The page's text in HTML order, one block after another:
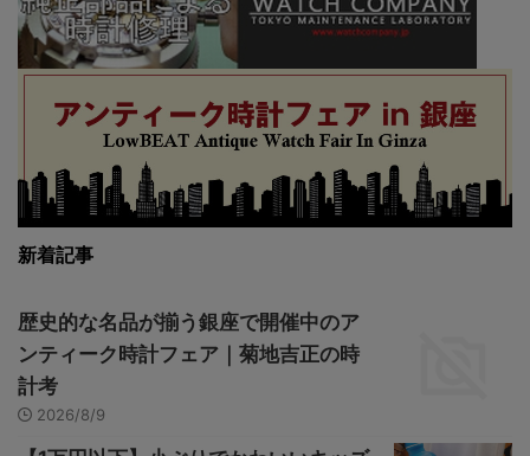
新着記事
歴史的な名品が揃う銀座で開催中のア
ンティーク時計フェア｜菊地吉正の時
計考
2026/8/9